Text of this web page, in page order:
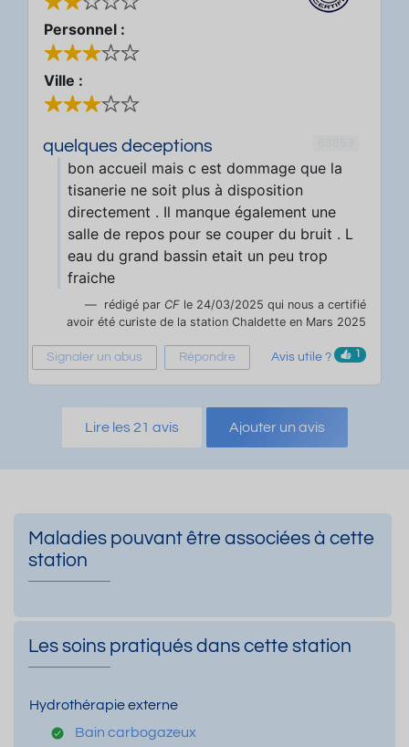
Personnel :
Ville :
quelques deceptions
bon accueil mais c est dommage que la
tisanerie ne soit plus à disposition
directement . Il manque également une
salle de repos pour se couper du bruit . L
eau du grand bassin etait un peu trop
fraiche
rédigé par CF le 24/03/2025 qui nous a certifié
avoir été curiste de la station Chaldette en Mars 2025
Signaler un abus Répondre Avis utile ? 1
Lire les 21 avis Ajouter un avis
Maladies pouvant être associées à cette
station
Les soins pratiqués dans cette station
Hydrothérapie externe
Bain carbogazeux